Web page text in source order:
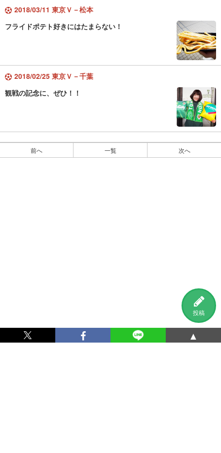
投稿
2018/03/11 東京Ｖ－松本
フライドポテト好きにはたまらない！
2018/02/25 東京Ｖ－千葉
観戦の記念に、ぜひ！！
前へ 一覧 次へ
▲